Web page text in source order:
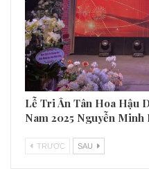
Lễ Tri Ân Tân Hoa Hậu
Nam 2025 Nguyễn
TRƯƠC SAU